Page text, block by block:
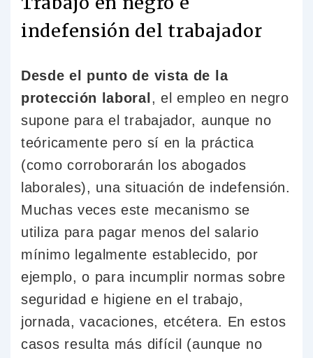
indefensión del trabajador
Desde el punto de vista de la
protección laboral , el empleo en negro
supone para el trabajador, aunque no
teóricamente pero sí en la práctica
(como corroborarán los abogados
laborales), una situación de indefensión.
Muchas veces este mecanismo se
utiliza para pagar menos del salario
mínimo legalmente establecido, por
ejemplo, o para incumplir normas sobre
seguridad e higiene en el trabajo,
jornada, vacaciones, etcétera. En estos
casos resulta más difícil (aunque no